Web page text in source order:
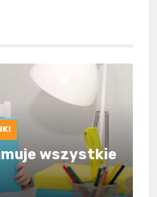
wszystkie